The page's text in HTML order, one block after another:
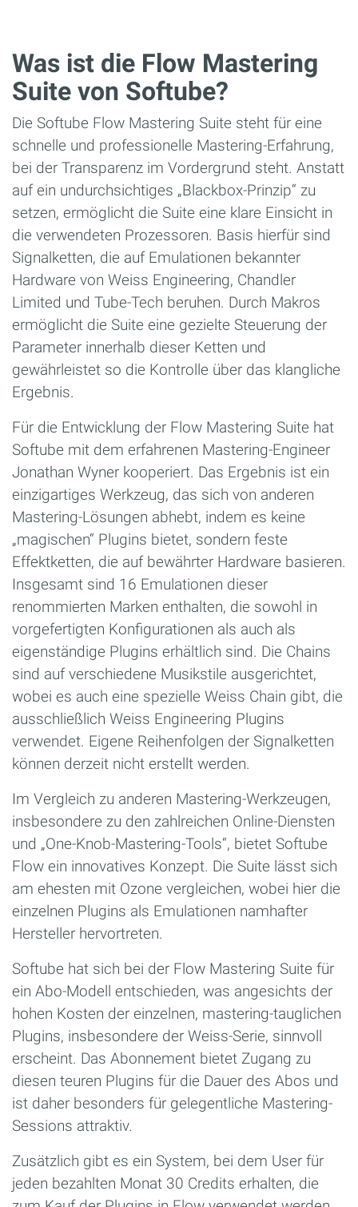
Was ist die Flow Mastering
Suite von Softube?
Die Softube Flow Mastering Suite steht für eine
schnelle und professionelle Mastering-Erfahrung,
bei der Transparenz im Vordergrund steht. Anstatt
auf ein undurchsichtiges „Blackbox-Prinzip“ zu
setzen, ermöglicht die Suite eine klare Einsicht in
die verwendeten Prozessoren. Basis hierfür sind
Signalketten, die auf Emulationen bekannter
Hardware von Weiss Engineering, Chandler
Limited und Tube-Tech beruhen. Durch Makros
ermöglicht die Suite eine gezielte Steuerung der
Parameter innerhalb dieser Ketten und
gewährleistet so die Kontrolle über das klangliche
Ergebnis.
Für die Entwicklung der Flow Mastering Suite hat
Softube mit dem erfahrenen Mastering-Engineer
Jonathan Wyner kooperiert. Das Ergebnis ist ein
einzigartiges Werkzeug, das sich von anderen
Mastering-Lösungen abhebt, indem es keine
„magischen“ Plugins bietet, sondern feste
Effektketten, die auf bewährter Hardware basieren.
Insgesamt sind 16 Emulationen dieser
renommierten Marken enthalten, die sowohl in
vorgefertigten Konfigurationen als auch als
eigenständige Plugins erhältlich sind. Die Chains
sind auf verschiedene Musikstile ausgerichtet,
wobei es auch eine spezielle Weiss Chain gibt, die
ausschließlich Weiss Engineering Plugins
verwendet. Eigene Reihenfolgen der Signalketten
können derzeit nicht erstellt werden.
Im Vergleich zu anderen Mastering-Werkzeugen,
insbesondere zu den zahlreichen Online-Diensten
und „One-Knob-Mastering-Tools“, bietet Softube
Flow ein innovatives Konzept. Die Suite lässt sich
am ehesten mit Ozone vergleichen, wobei hier die
einzelnen Plugins als Emulationen namhafter
Hersteller hervortreten.
Softube hat sich bei der Flow Mastering Suite für
ein Abo-Modell entschieden, was angesichts der
hohen Kosten der einzelnen, mastering-tauglichen
Plugins, insbesondere der Weiss-Serie, sinnvoll
erscheint. Das Abonnement bietet Zugang zu
diesen teuren Plugins für die Dauer des Abos und
ist daher besonders für gelegentliche Mastering-
Sessions attraktiv.
Zusätzlich gibt es ein System, bei dem User für
jeden bezahlten Monat 30 Credits erhalten, die